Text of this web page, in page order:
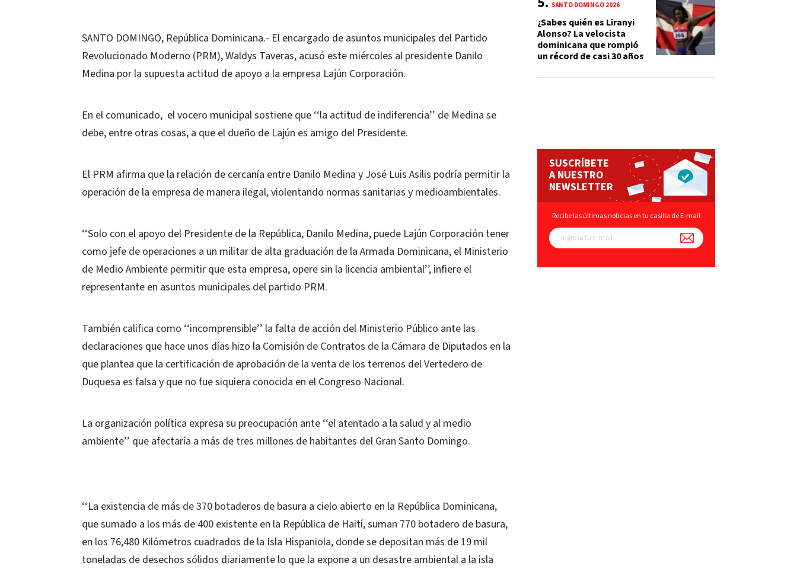
SANTO DOMINGO, República Dominicana.- El encargado de asuntos municipales del Partido
Revolucionado Moderno (PRM), Waldys Taveras, acusó este miércoles al presidente Danilo
Medina por la supuesta actitud de apoyo a la empresa Lajún Corporación.
En el comunicado, el vocero municipal sostiene que ‘‘la actitud de indiferencia’’ de Medina se
debe, entre otras cosas, a que el dueño de Lajún es amigo del Presidente.
El PRM afirma que la relación de cercanía entre Danilo Medina y José Luis Asilis podría permitir la
operación de la empresa de manera ilegal, violentando normas sanitarias y medioambientales.
‘‘Solo con el apoyo del Presidente de la República, Danilo Medina, puede Lajún Corporación tener
como jefe de operaciones a un militar de alta graduación de la Armada Dominicana, el Ministerio
de Medio Ambiente permitir que esta empresa, opere sin la licencia ambiental’’, infiere el
representante en asuntos municipales del partido PRM.
También califica como ‘‘incomprensible’’ la falta de acción del Ministerio Público ante las
declaraciones que hace unos días hizo la Comisión de Contratos de la Cámara de Diputados en la
que plantea que la certificación de aprobación de la venta de los terrenos del Vertedero de
Duquesa es falsa y que no fue siquiera conocida en el Congreso Nacional.
La organización política expresa su preocupación ante ‘‘el atentado a la salud y al medio
ambiente’’ que afectaría a más de tres millones de habitantes del Gran Santo Domingo.
‘‘La existencia de más de 370 botaderos de basura a cielo abierto en la República Dominicana,
que sumado a los más de 400 existente en la República de Haití, suman 770 botadero de basura,
en los 76,480 Kilómetros cuadrados de la Isla Hispaniola, donde se depositan más de 19 mil
toneladas de desechos sólidos diariamente lo que la expone a un desastre ambiental a la isla
SANTO DOMINGO 2026
¿Sabes quién es Liranyi
Alonso? La velocista
dominicana que rompió
un récord de casi 30 años
SUSCRÍBETE
A NUESTRO
NEWSLETTER
Recibe las últimas noticias en tu casilla de E-mail